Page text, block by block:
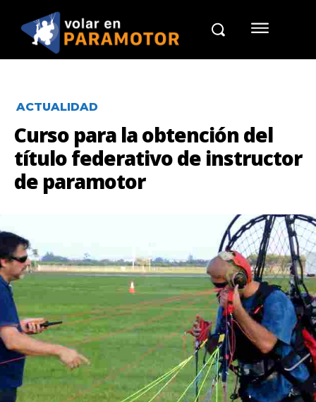
ACTUALIDAD
Curso para la obtención del
título federativo de instructor
de paramotor